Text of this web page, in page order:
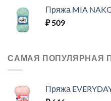
Пряжа MIA
₽509
САМАЯ ПОПУЛЯРНАЯ
Пряжа